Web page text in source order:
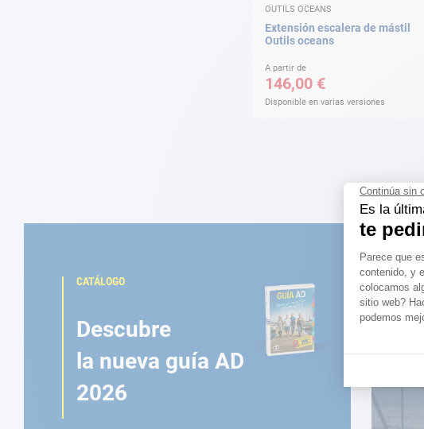
OUTILS OCEANS
Extensión escalera de mástil
Outils oceans
A partir de
146,00 €
Disponible en varias versiones
CATÁLOGO
Descubre
la nueva guía AD
2026